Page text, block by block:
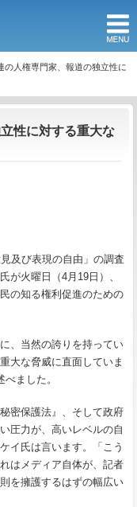
の人権専門家、報道の独立性に
性に対する重大な
及び表現の自由」の調査
が火曜日（4月19日）、
の知る権利促進のための
、当然の誇りを持ってい
大な脅威に直面していま
ました。
密保護法』、そして政府
圧力が、高いレベルの自
イ氏は言います。「こう
はメディア自体が、記者
を擁護するはずの幅広い